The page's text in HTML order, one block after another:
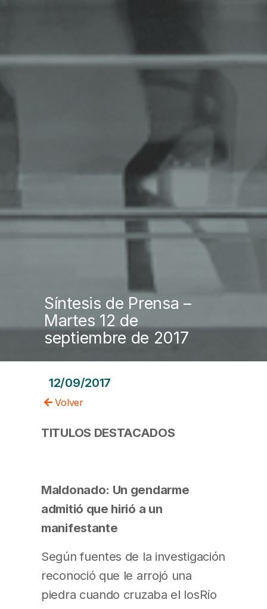
Síntesis de Prensa –
Martes 12 de
septiembre de 2017
12/09/2017
Volver
TITULOS DESTACADOS
Maldonado: Un gendarme
admitió que hirió a un
manifestante
Según fuentes de la investigación
reconoció que le arrojó una
piedra cuando cruzaba el losRío